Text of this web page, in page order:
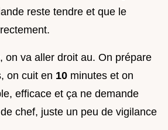
reste tendre et que le
on va aller droit au. On prépare
on cuit en 10 minutes et on
efficace et ça ne demande
chef, juste un peu de vigilance